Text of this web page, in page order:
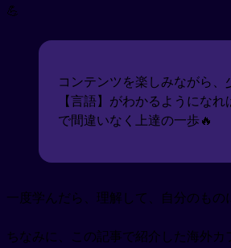
💪
コンテンツを楽しみながら、
【言語】がわかるようになれ
で間違いなく上達の一歩🔥
一度学んだら、理解して、自分のもの
ちなみに、この記事で紹介した海外カ